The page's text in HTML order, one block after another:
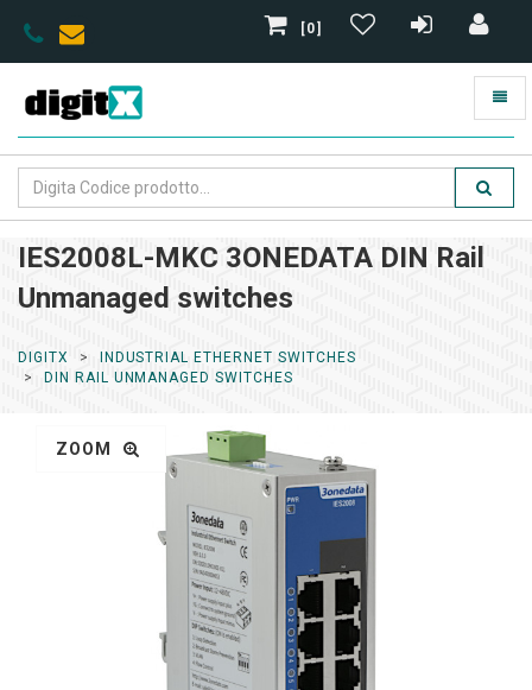
[0]
IES2008L-MKC 3ONEDATA DIN Rail
Unmanaged switches
DIGITX
INDUSTRIAL ETHERNET SWITCHES
DIN RAIL UNMANAGED SWITCHES
ZOOM